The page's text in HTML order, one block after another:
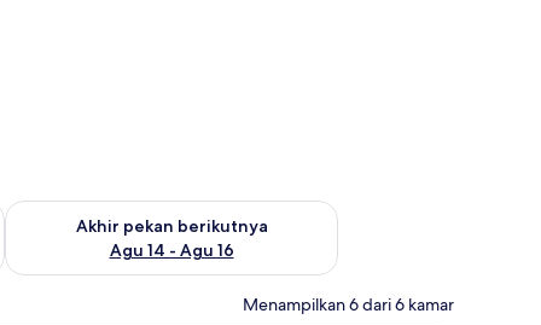
Agu 7 - Agu 9
Akhir pekan berikutnya
Agu 14 - Agu 16
Periksa ketersediaan untuk akhir pekan berikutnya Agu 14 -
Menampilkan 6 dari 6 kamar